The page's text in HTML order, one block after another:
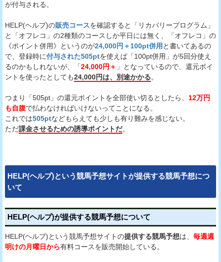
が付与される。
HELP(ヘルプ)の販売コースを確認すると「リカバリープログラム」
と「オフレコ」の2種類のコースしか平日には無く、「オフレコ」の
《ポイント併用》というのが24,000円＋100pt併用 と書いてあるの
で、登録時に付与された505ptを使えば「100pt併用」が5回分使え
るのかもしれないが、「24,000円＋ 」となっているので、還元ポイ
ントを使ったとしても24,000円は、別途かかる。
つまり「505pt」の還元ポイントを全部使い切るとしたら、 12万円
も自腹で払わなければいけないってことになる。
これでは505ptなどもらえても少しも有り難みを感じない。
ただ課金させるための誘導ポイントだ。
HELP(ヘルプ)という競馬予想サイトが提供する競馬予想につ
いて
HELP(ヘルプ)が提供する競馬予想について
HELP(ヘルプ)という競馬予想サイトの提供する競馬予想は、 毎週週
明けの月曜日から有料コースを販売開始している。